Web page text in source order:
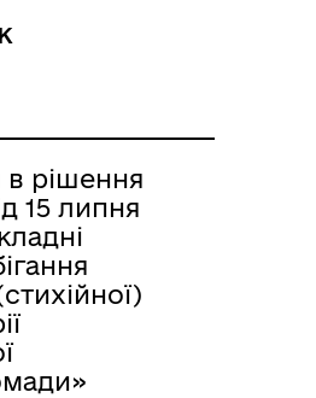
в рішення
15 липня